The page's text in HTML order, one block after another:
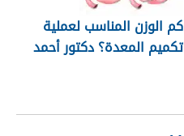
كم الوزن المناسب لعملية
تكميم المعدة؟ دكتور أحمد